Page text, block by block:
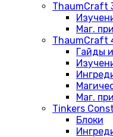
ThaumCraft
Маг.
ThaumCraft
Гайды
Маг.
Tinkers
Блоки